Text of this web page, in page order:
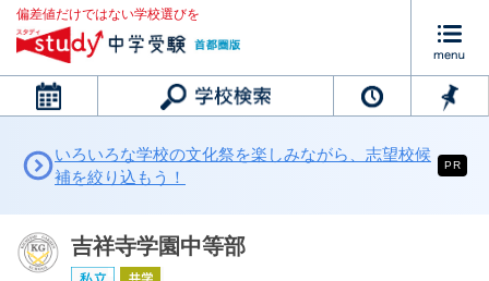
偏差値だけではない学校選びを
カレンダー
いろいろな学校の文化祭を楽しみながら、志望校候
補を絞り込もう！
PR
吉祥寺学園中等部